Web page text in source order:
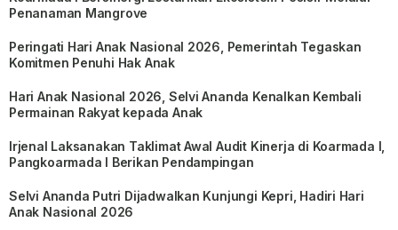
Penanaman Mangrove
Peringati Hari Anak Nasional 2026, Pemerintah Tegaskan
Komitmen Penuhi Hak Anak
Hari Anak Nasional 2026, Selvi Ananda Kenalkan Kembali
Permainan Rakyat kepada Anak
Irjenal Laksanakan Taklimat Awal Audit Kinerja di Koarmada I,
Pangkoarmada I Berikan Pendampingan
Selvi Ananda Putri Dijadwalkan Kunjungi Kepri, Hadiri Hari
Anak Nasional 2026